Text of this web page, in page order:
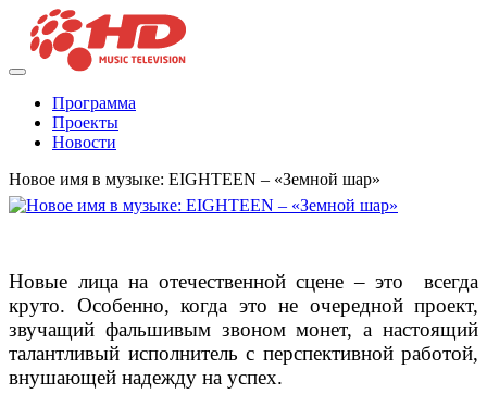
Программа
Проекты
Новости
Новое имя в музыке: EIGHTEEN – «Земной шар»
Новые лица на отечественной сцене – это всегда
круто. Особенно, когда это не очередной проект,
звучащий фальшивым звоном монет, а настоящий
талантливый исполнитель с перспективной работой,
внушающей надежду на успех.